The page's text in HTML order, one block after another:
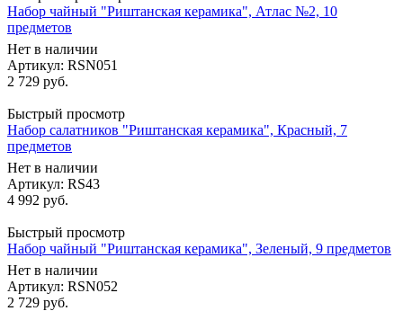
Набор чайный "Риштанская керамика", Атлас №2, 10
предметов
Нет в наличии
Артикул: RSN051
2 729 руб.
Быстрый просмотр
Набор салатников "Риштанская керамика", Красный, 7
предметов
Нет в наличии
Артикул: RS43
4 992 руб.
Быстрый просмотр
Набор чайный "Риштанская керамика", Зеленый, 9 предметов
Нет в наличии
Артикул: RSN052
2 729 руб.